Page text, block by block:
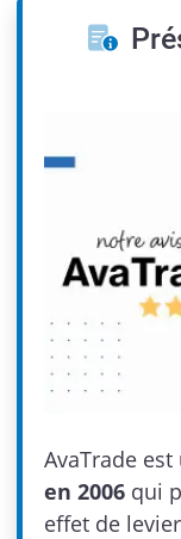
AvaTrade
en 2006qui
effet de